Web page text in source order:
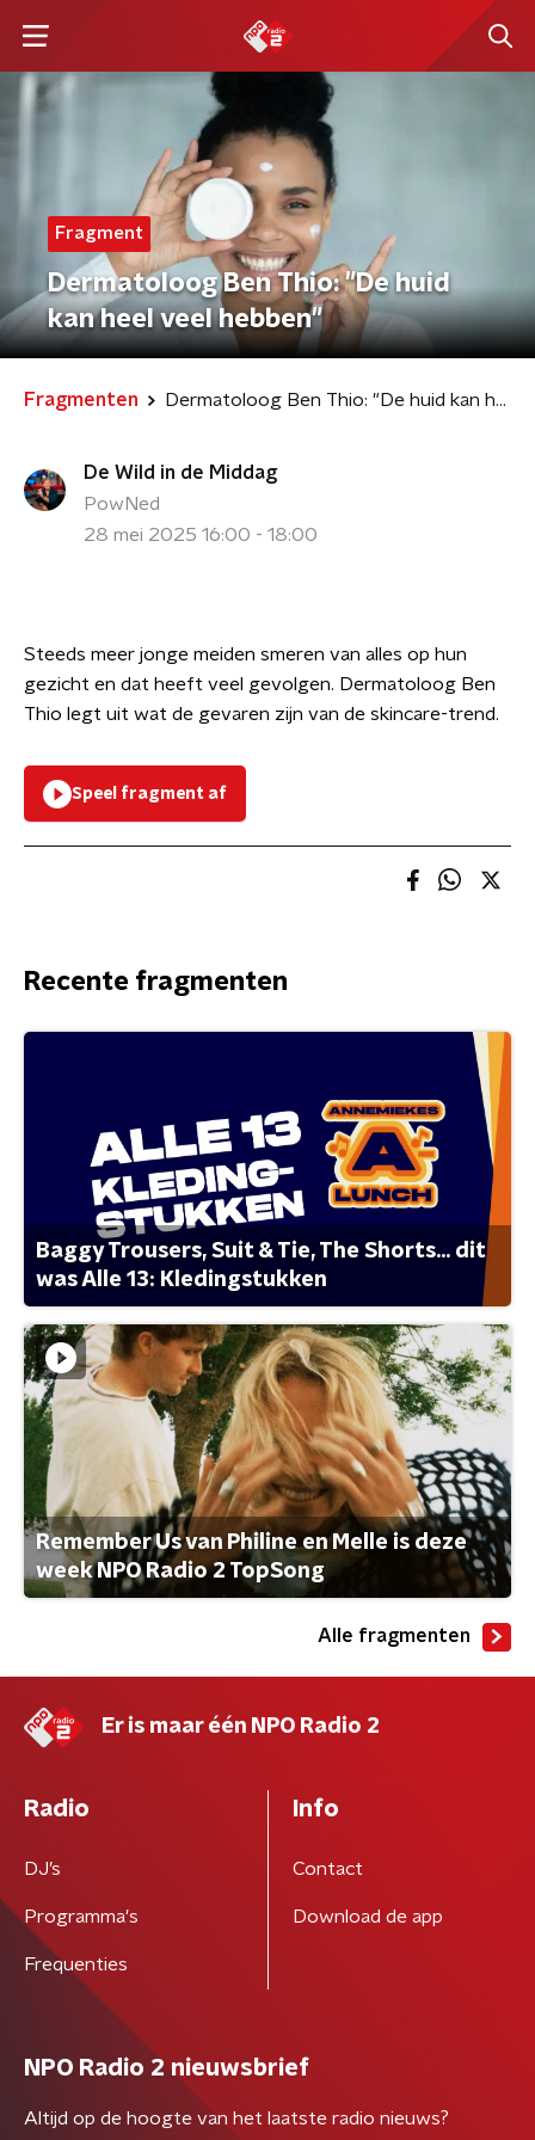
Fragment
Dermatoloog Ben Thio: "De huid
kan heel veel hebben"
Fragmenten Dermatoloog Ben Thio: "De huid kan heel veel hebben"
De Wild in de Middag
PowNed
28 mei 2025 16:00 - 18:00
Steeds meer jonge meiden smeren van alles op hun
gezicht en dat heeft veel gevolgen. Dermatoloog Ben
Thio legt uit wat de gevaren zijn van de skincare-trend.
Speel fragment af
Recente fragmenten
Baggy Trousers, Suit & Tie, The Shorts... dit
was Alle 13: Kledingstukken
Remember Us van Philine en Melle is deze
week NPO Radio 2 TopSong
Alle fragmenten
Er is maar één NPO Radio 2
Radio
DJ’s
Programma's
Frequenties
Info
Contact
Download de app
NPO Radio 2 nieuwsbrief
Altijd op de hoogte van het laatste radio nieuws?